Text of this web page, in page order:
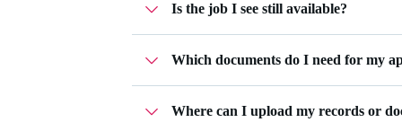
Campusjäger is part of Workwise - a
accompany you through the entire
applications in yourWorkwise profile.
Is the job I see still available?
Which documents do I need for my
That depends entirely on the job you
Where can I upload my records or